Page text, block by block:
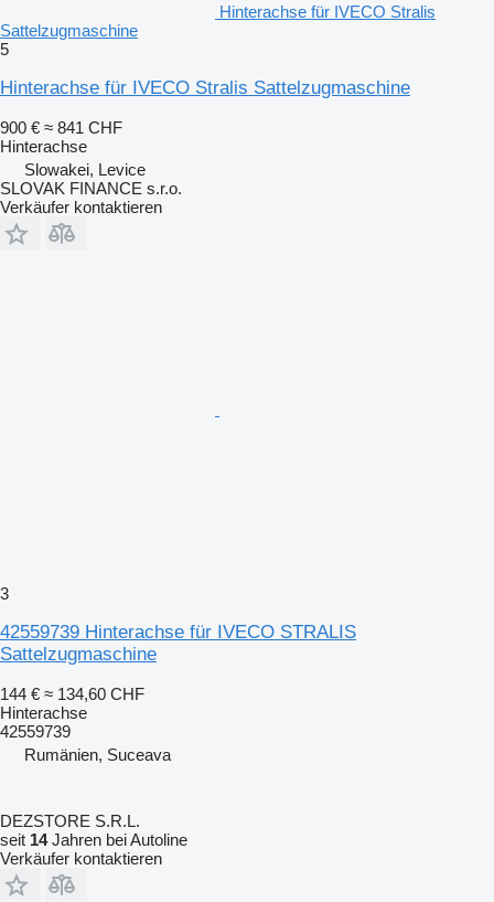
Hinterachse für IVECO Stralis
Sattelzugmaschine
5
Hinterachse für IVECO Stralis Sattelzugmaschine
900 € ≈ 841 CHF
Hinterachse
Slowakei, Levice
SLOVAK FINANCE s.r.o.
Verkäufer kontaktieren
3
42559739 Hinterachse für IVECO STRALIS
Sattelzugmaschine
144 € ≈ 134,60 CHF
Hinterachse
42559739
Rumänien, Suceava
DEZSTORE S.R.L.
seit 14Jahren bei Autoline
Verkäufer kontaktieren